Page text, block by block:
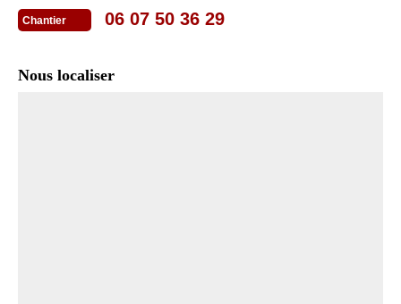
Chantier 06 07 50 36 29
Nous localiser